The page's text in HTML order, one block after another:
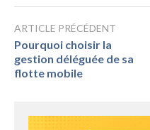
ARTICLE PRÉCÉDENT
Pourquoi choisir la
gestion déléguée de sa
flotte mobile